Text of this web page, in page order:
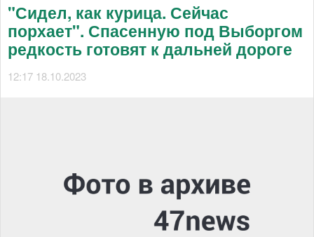
"Сидел, как курица. Сейчас
порхает". Спасенную под Выборгом
редкость готовят к дальней дороге
12:17 18.10.2023